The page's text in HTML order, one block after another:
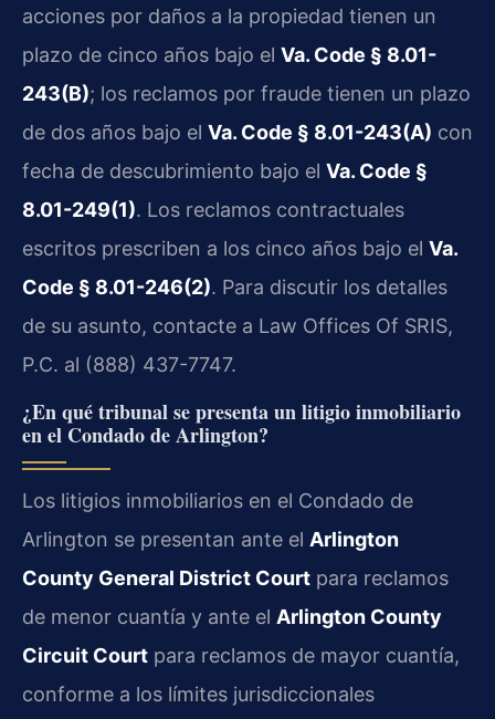
acciones por daños a la propiedad tienen un
plazo de cinco años bajo el Va. Code § 8.01-
243(B); los reclamos por fraude tienen un plazo
de dos años bajo el Va. Code § 8.01-243(A) con
fecha de descubrimiento bajo el Va. Code §
8.01-249(1). Los reclamos contractuales
escritos prescriben a los cinco años bajo el Va.
Code § 8.01-246(2). Para discutir los detalles
de su asunto, contacte a Law Offices Of SRIS,
P.C. al (888) 437-7747.
¿En qué tribunal se presenta un litigio inmobiliario
en el Condado de Arlington?
Los litigios inmobiliarios en el Condado de
Arlington se presentan ante el Arlington
County General District Court para reclamos
de menor cuantía y ante el Arlington County
Circuit Court para reclamos de mayor cuantía,
conforme a los límites jurisdiccionales